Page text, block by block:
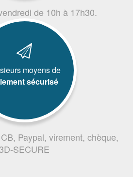
de 10h à 17h30.
moyens de
sécurisé
Paypal, virement, chèque,
SECURE